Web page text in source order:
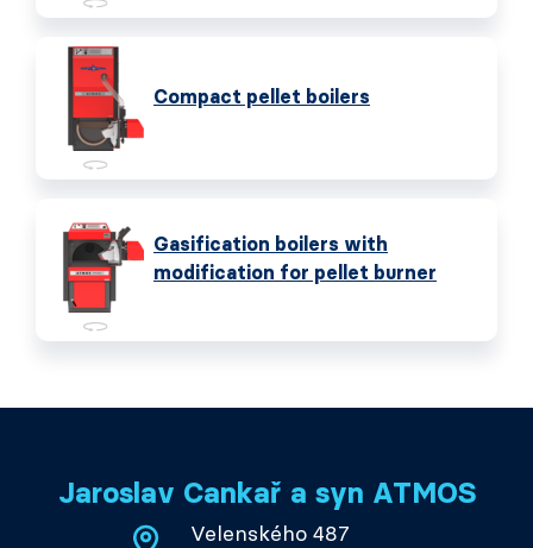
Compact pellet boilers
Gasification boilers with
modification for pellet burner
Jaroslav Cankař a syn ATMOS
Velenského 487